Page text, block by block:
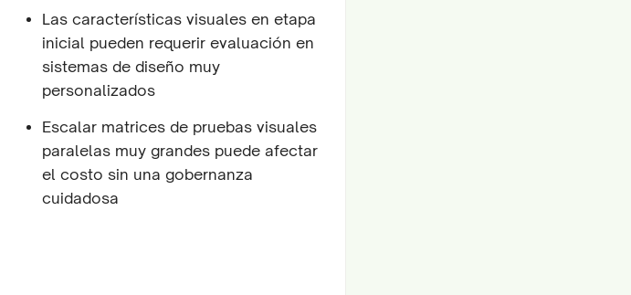
Las características visuales en etapa
inicial pueden requerir evaluación en
sistemas de diseño muy
personalizados
Escalar matrices de pruebas visuales
paralelas muy grandes puede afectar
el costo sin una gobernanza
cuidadosa